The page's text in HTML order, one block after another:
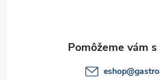
eshop@